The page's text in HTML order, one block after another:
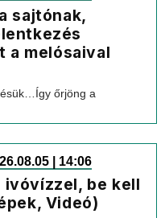
sajtónak,
a melósaival
őrjöng a
| 14:06
ivóvízzel, be kell
Videó)